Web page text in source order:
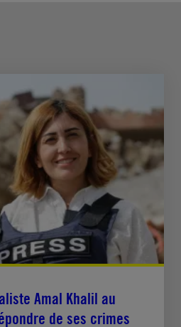
Amal Khalil au
de ses crimes